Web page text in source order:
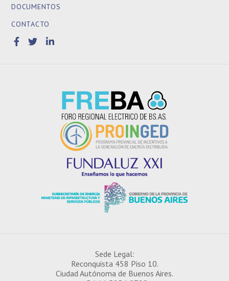
DOCUMENTOS
CONTACTO
Sede Legal:
Reconquista 458 Piso 10.
Ciudad Autónoma de Buenos Aires.